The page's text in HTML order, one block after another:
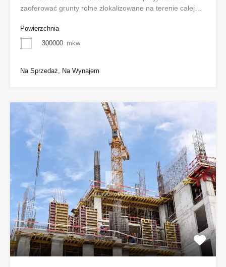
zaoferować grunty rolne zlokalizowane na terenie całej…
Powierzchnia
300000 mkw
Na Sprzedaż, Na Wynajem